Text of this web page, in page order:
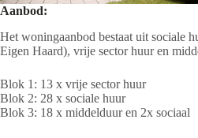
Aanbod:
Het woningaanbod bestaat uit sociale
Eigen Haard), vrije sector huur en
Blok 1: 13 x vrije sector huur
Blok 2: 28 x sociale huur
Blok 3: 18 x middelduur en 2x sociaal